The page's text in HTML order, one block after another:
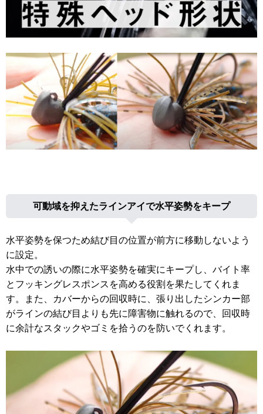
可動域を抑えたラインアイで水平姿勢をキープ
水平姿勢を保つため結び目の位置が前方に移動しないよう
に設定。
水中での誘いの際に水平姿勢を確実にキープし、バイト率
とフッキングレスポンスを高める役割を果たしてくれま
す。また、カバーからの回収時に、張り出したシンカー部
がラインの結び目よりも先に障害物に触れるので、回収時
に余計なスタックやゴミを拾うのを防いでくれます。